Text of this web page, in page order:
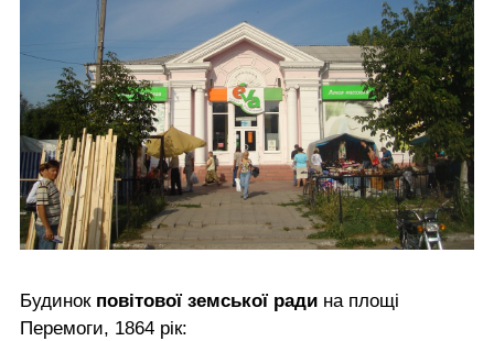
Будинок повітової земської ради на площі
Перемоги, 1864 рік: